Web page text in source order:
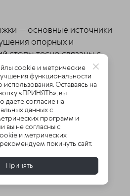
— основные источники
опорных и
стопы тесно связаны с
Если одна из парных
чрезмерно развита,
что
на функциональность
суставов,
используемый в
доказал свою
при лечении
голеностопа
cookie и метрические
функциональности
использования. Оставаясь на
«ПРИНЯТЬ», вы
даете согласие на
данных с
программ и
вы не согласны с
и метрических
покинуть сайт.
Принять